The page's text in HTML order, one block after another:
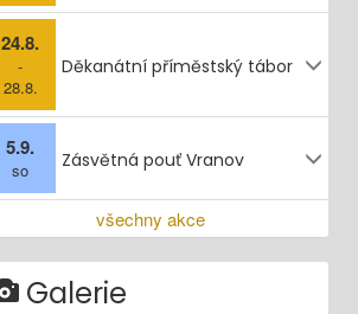
24.8.
-
28.8.
Děkanátní příměstský tábor
5.9.
so Zásvětná pouť Vranov
všechny akce
Galerie